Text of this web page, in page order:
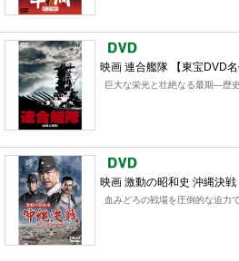
映画 連合艦隊 【東宝DVD名
巨大な栄光と壮絶なる最期―歴
映画 激動の昭和史 沖縄決戦
血みどろの戦場を圧倒的な迫力